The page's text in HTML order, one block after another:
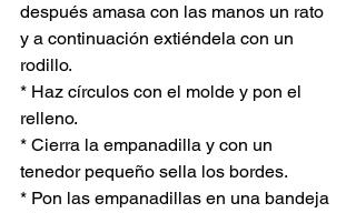
después amasa con las manos un rato
y a continuación extiéndela con un
rodillo.
* Haz círculos con el molde y pon el
relleno.
* Cierra la empanadilla y con un
tenedor pequeño sella los bordes.
* Pon las empanadillas en una bandeja